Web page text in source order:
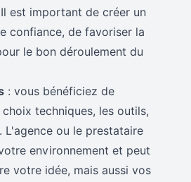
est important de créer un
confiance, de favoriser la
le bon déroulement du
: vous bénéficiez de
techniques, les outils,
L'agence ou le prestataire
environnement et peut
votre idée, mais aussi vos